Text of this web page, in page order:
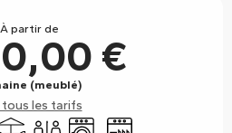
À partir de
€
(meublé)
tous les tarifs
ToilettesLave lingeLave vaisselle